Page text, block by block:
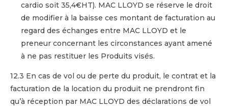
cardio soit 35,4€HT). MAC LLOYD se réserve le droit
de modifier à la baisse ces montant de facturation au
regard des échanges entre MAC LLOYD et le
preneur concernant les circonstances ayant amené
à ne pas restituer les Produits visés.
12.3 En cas de vol ou de perte du produit, le contrat et la
facturation de la location du produit ne prendront fin
qu’à réception par MAC LLOYD des déclarations de vol